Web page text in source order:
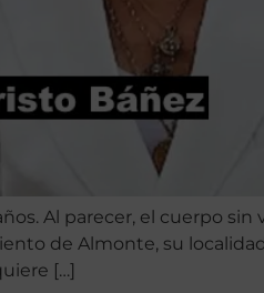
Al parecer, el cuerpo
de Almonte, su
[…]